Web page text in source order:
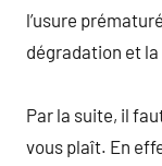
l’usure
dégradation et
Par la suite, il
vous plaît. En